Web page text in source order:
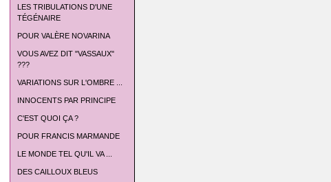
LES TRIBULATIONS D'UNE
TÉGÉNAIRE
POUR VALÈRE NOVARINA
VOUS AVEZ DIT "VASSAUX"
???
VARIATIONS SUR L'OMBRE ...
INNOCENTS PAR PRINCIPE
C'EST QUOI ÇA ?
POUR FRANCIS MARMANDE
LE MONDE TEL QU'IL VA ...
DES CAILLOUX BLEUS